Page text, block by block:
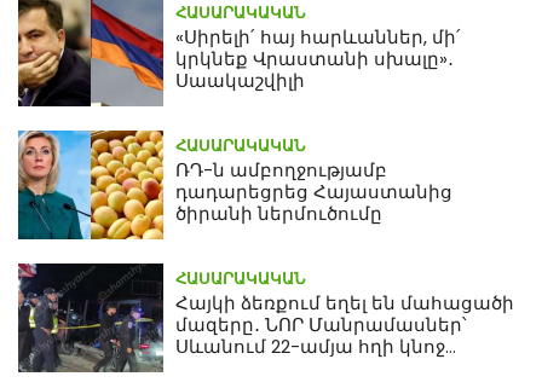
ՀԱՍԱՐԱԿԱԿԱՆ
«Սիրելի՛ հայ հարևաններ, մի՛
կրկնեք Վրաստանի սխալը»․
Սաակաշվիլի
ՀԱՍԱՐԱԿԱԿԱՆ
ՌԴ-ն ամբողջությամբ
դադարեցրեց Հայաստանից
ծիրանի ներմուծումը
ՀԱՍԱՐԱԿԱԿԱՆ
Հայկի ձեռքում եղել են մահացածի
մազերը․ ՆՈՐ Մանրամասներ՝
Սևանում 22-ամյա հղի կնոջ